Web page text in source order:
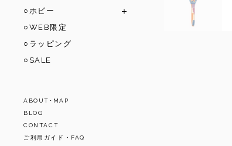
○ホビー
○WEB限定
○ラッピング
○SALE
ABOUT･MAP
BLOG
CONTACT
ご利用ガイド・FAQ